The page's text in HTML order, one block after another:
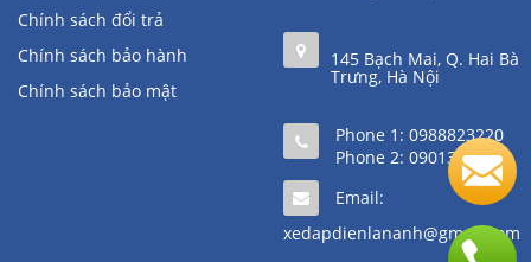
Chính sách đổi trả
Chính sách bảo hành
Chính sách bảo mật
145 Bạch Mai, Q. Hai Bà
Trưng, Hà Nội
Phone 1: 0988823220
Phone 2: 0901361111
Email:
xedapdienlananh@gmail.com